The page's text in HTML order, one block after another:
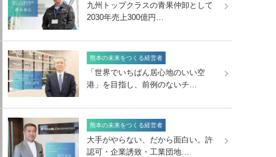
九州トップクラスの青果仲卸として
2030年売上300億円…
熊本の未来をつくる経営者
「世界でいちばん居心地のいい空
港」を目指し、前例のないチ…
熊本の未来をつくる経営者
大手がやらない、だから面白い。許
認可・企業誘致・工業団地…